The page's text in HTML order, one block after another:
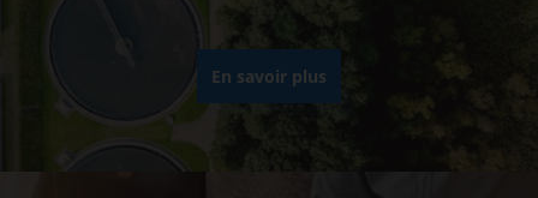
En savoir plus